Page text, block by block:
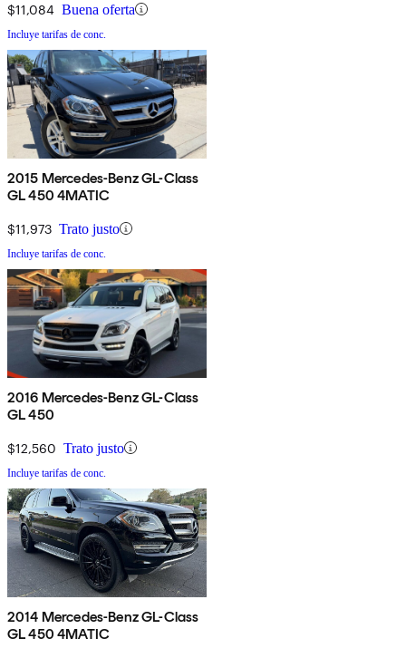
$11,084 Buena oferta
Incluye tarifas de conc.
2015 Mercedes-Benz GL-Class
GL 450 4MATIC
$11,973 Trato justo
Incluye tarifas de conc.
2016 Mercedes-Benz GL-Class
GL 450
$12,560 Trato justo
Incluye tarifas de conc.
2014 Mercedes-Benz GL-Class
GL 450 4MATIC